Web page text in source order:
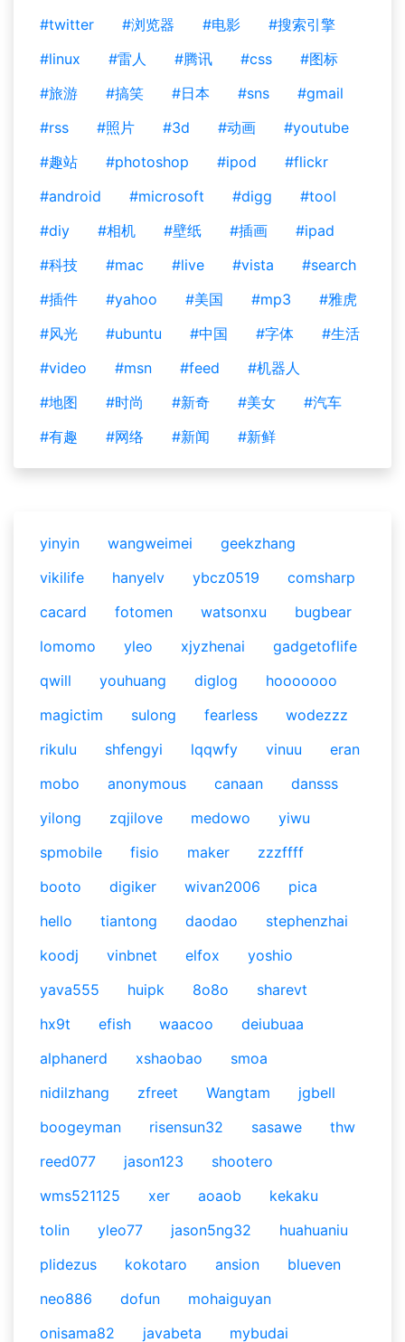
#twitter
#浏览器 #电影
#搜索引擎
#linux
#雷人 #腾讯 #css
#图标
#旅游
#搞笑 #日本 #sns
#gmail
#rss
#照片 #3d #动画
#youtube
#趣站
#photoshop #ipod
#flickr
#android
#microsoft #digg
#tool
#diy
#相机 #壁纸 #插画
#ipad
#科技
#mac #live #vista
#search
#插件
#yahoo #美国 #mp3
#雅虎
#风光
#ubuntu #中国 #字体
#生活
#video
#msn #feed
#机器人
#地图
#时尚 #新奇 #美女
#汽车
#有趣
#网络 #新闻 #新鲜
yinyin wangweimei
geekzhang
vikilife
hanyelv ybcz0519
comsharp
cacard
fotomen watsonxu
bugbear
lomomo
yleo xjyzhenai
gadgetoflife
qwill
youhuang diglog
hooooooo
magictim
sulong fearless
wodezzz
rikulu
shfengyi lqqwfy vinuu
eran
mobo
anonymous canaan
dansss
yilong
zqjilove medowo
yiwu
spmobile
fisio maker
zzzffff
booto
digiker wivan2006
pica
hello
tiantong daodao
stephenzhai
koodj
vinbnet elfox
yoshio
yava555
huipk 8o8o
sharevt
hx9t
efish waacoo
deiubuaa
alphanerd
xshaobao
smoa
nidilzhang
zfreet Wangtam
jgbell
boogeyman
risensun32 sasawe
thw
reed077
jason123
shootero
wms521125
xer aoaob
kekaku
tolin
yleo77 jason5ng32
huahuaniu
plidezus
kokotaro ansion
blueven
neo886
dofun
mohaiguyan
onisama82
javabeta mybudai